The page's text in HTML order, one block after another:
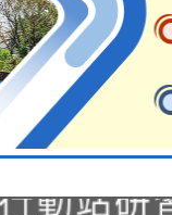
第2次
(無人